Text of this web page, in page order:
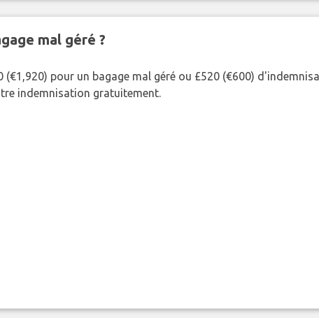
mal géré ?
(€1,920) pour un bagage mal géré ou £520 (€600)
indemnisation gratuitement.